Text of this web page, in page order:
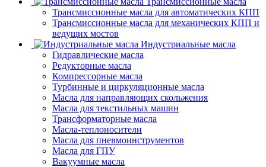
Трансмиссионные масла для автоматических КПП
Трансмиссионные масла для механических КПП и
ведущих мостов
Индустриальные масла
Гидравлические масла
Редукторные масла
Компрессорные масла
Турбинные и циркуляционные масла
Масла для направляющих скольжения
Масла для текстильных машин
Трансформаторные масла
Масла-теплоносители
Масла для пневмоинструментов
Масла для ГПУ
Вакуумные масла